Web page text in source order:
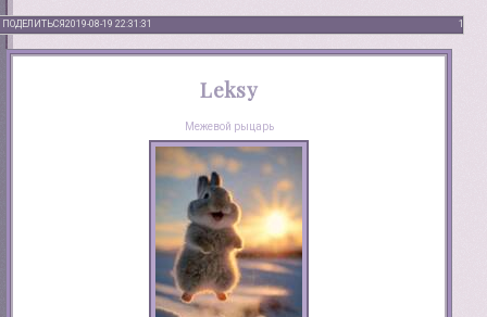
ПОДЕЛИТЬСЯ 1
2019-08-19 22:31:31
Leksy
Межевой рыцарь